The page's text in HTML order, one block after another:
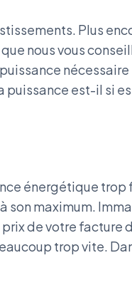
Plus
nous vous
puissance est-il si
énergétique
son maximum.
de votre facture
trop vite.